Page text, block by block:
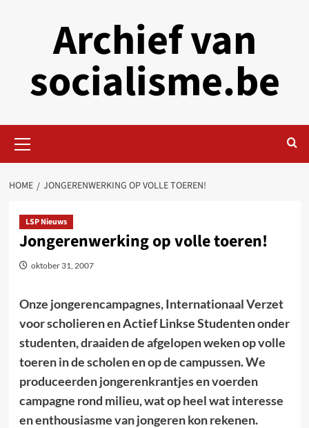
Archief van
socialisme.be
Menu
HOME JONGERENWERKING OP VOLLE TOEREN!
LSP Nieuws
Jongerenwerking op volle toeren!
oktober 31, 2007
Onze jongerencampagnes, Internationaal Verzet
voor scholieren en Actief Linkse Studenten onder
studenten, draaiden de afgelopen weken op volle
toeren in de scholen en op de campussen. We
produceerden jongerenkrantjes en voerden
campagne rond milieu, wat op heel wat interesse
en enthousiasme van jongeren kon rekenen.